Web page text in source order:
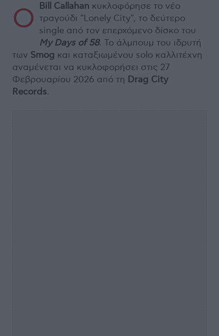
Ο Bill Callahan κυκλοφόρησε το νέο
τραγούδι "Lonely City", το δεύτερο
single από τον επερχόμενο δίσκο του
My Days of 58. Το άλμπουμ του ιδρυτή
των Smog και καταξιωμένου solo καλλιτέχνη
αναμένεται να κυκλοφορήσει στις 27
Φεβρουαρίου 2026 από τη Drag City
Records.